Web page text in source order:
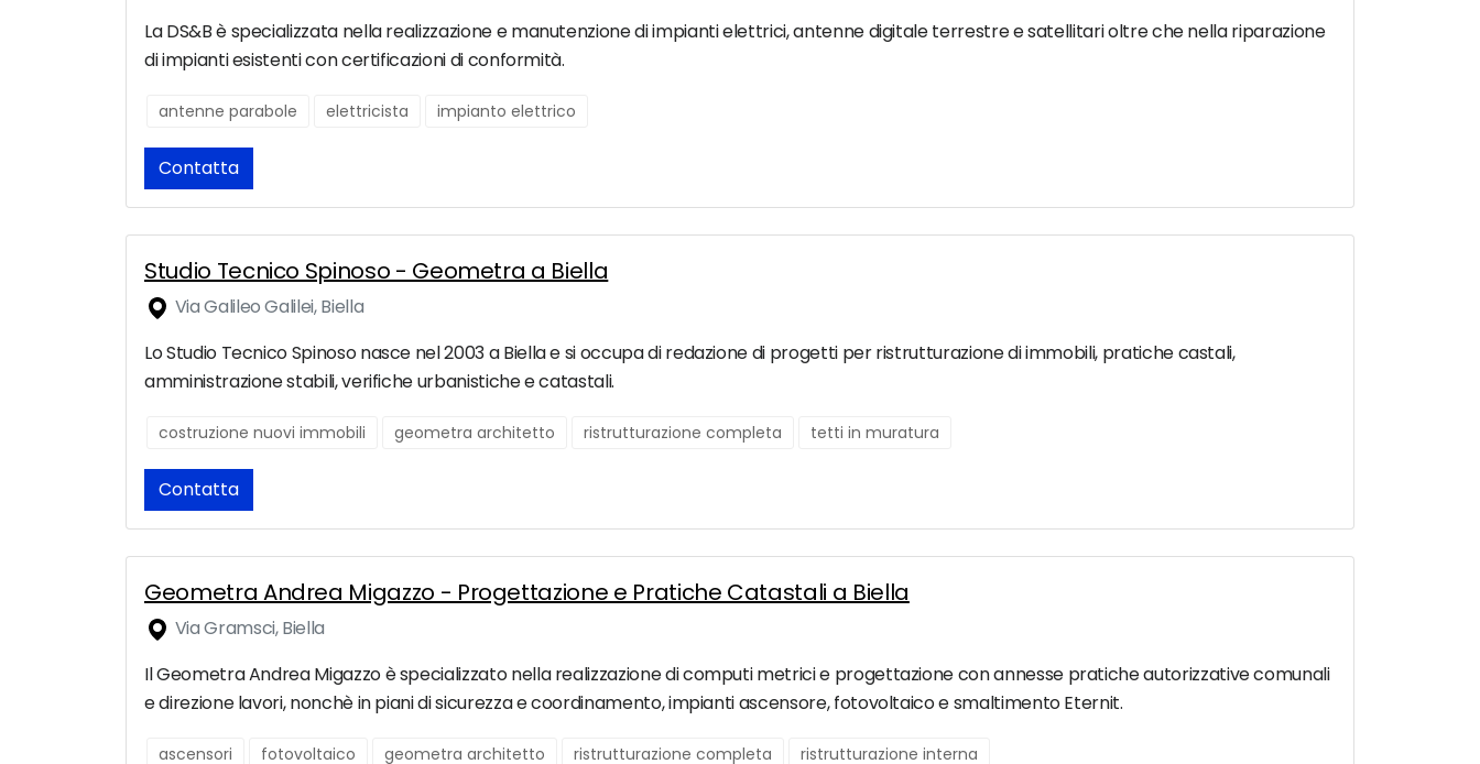
La DS&B è specializzata nella realizzazione e manutenzione di impianti elettrici, antenne digitale terrestre e satellitari oltre che nella riparazione
di impianti esistenti con certificazioni di conformità.
antenne parabole elettricista impianto elettrico
Contatta
Studio Tecnico Spinoso - Geometra a Biella
Via Galileo Galilei, Biella
Lo Studio Tecnico Spinoso nasce nel 2003 a Biella e si occupa di redazione di progetti per ristrutturazione di immobili, pratiche castali,
amministrazione stabili, verifiche urbanistiche e catastali.
costruzione nuovi immobili geometra architetto ristrutturazione completa tetti in muratura
Contatta
Geometra Andrea Migazzo - Progettazione e Pratiche Catastali a Biella
Via Gramsci, Biella
Il Geometra Andrea Migazzo è specializzato nella realizzazione di computi metrici e progettazione con annesse pratiche autorizzative comunali
e direzione lavori, nonchè in piani di sicurezza e coordinamento, impianti ascensore, fotovoltaico e smaltimento Eternit.
ascensori fotovoltaico geometra architetto ristrutturazione completa ristrutturazione interna